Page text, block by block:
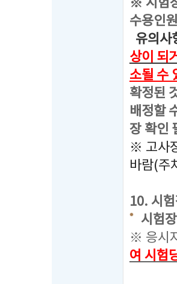
※ 시험
수용인
유의
상이 되
소될 수
확정된
배정할
장 확인
※ 고사
바람(주
10. 시
시험
※ 응시
여 시험